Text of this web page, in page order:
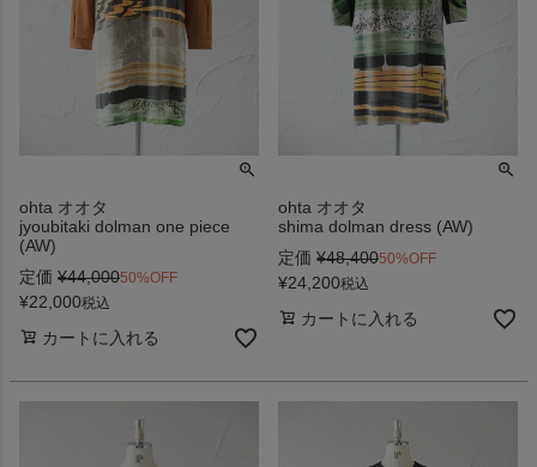
ohta オオタ
jyoubitaki dolman one piece
(AW)
定価 ¥44,00050%OFF
¥22,000税込
カートに入れる
ohta オオタ
shima dolman dress (AW)
定価 ¥48,40050%OFF
¥24,200税込
カートに入れる